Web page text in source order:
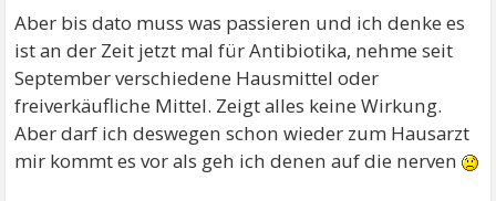
Wahrscheinlich würden die das sogar als
Therapieerfolg feiern
Liebe Grüße und gute Besserung!
Aber bis dato muss was passieren und ich denke es
ist an der Zeit jetzt mal für Antibiotika, nehme seit
September verschiedene Hausmittel oder
freiverkäufliche Mittel. Zeigt alles keine Wirkung.
Aber darf ich deswegen schon wieder zum Hausarzt
mir kommt es vor als geh ich denen auf die nerven